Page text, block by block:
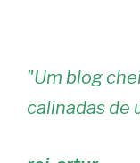
"Um blog
calinadas de